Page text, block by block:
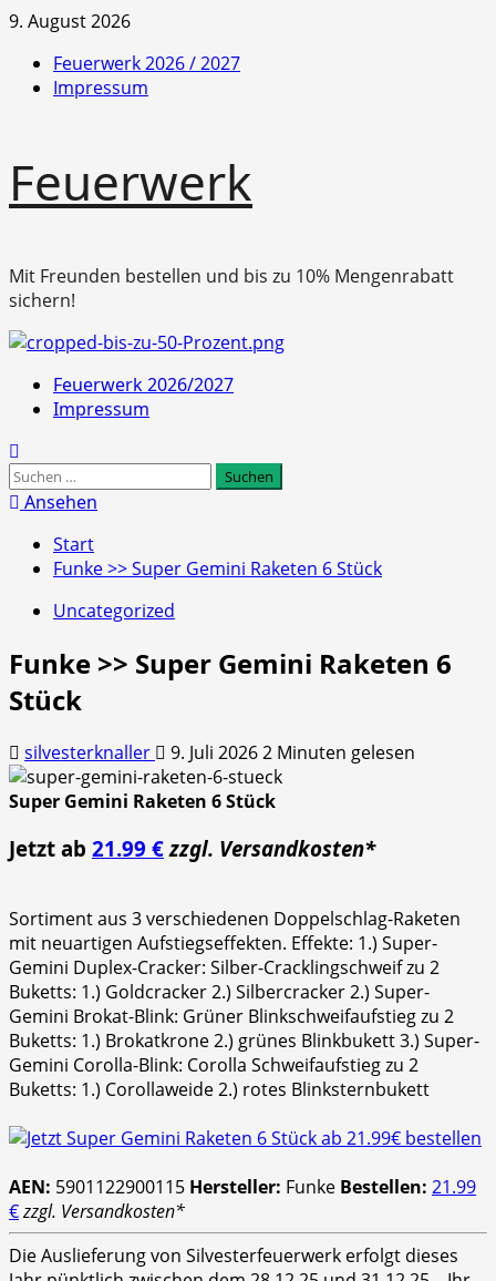
Zum
springen
9. August 2026
Feuerwerk 2026 / 2027
Impressum
Feuerwerk
Mit Freunden bestellen und bis zu 10% Mengenrabatt
sichern!
Primäres
Menü
Feuerwerk 2026/2027
Impressum
Suchen
nach:
Ansehen
Start
Funke >> Super Gemini Raketen 6 Stück
Uncategorized
Funke >> Super Gemini Raketen 6
Stück
silvesterknaller 9. Juli 20262 Minuten gelesen
Super Gemini Raketen 6 Stück
Jetzt ab 21.99 € zzgl. Versandkosten*
Sortiment aus 3 verschiedenen Doppelschlag-Raketen
mit neuartigen Aufstiegseffekten. Effekte: 1.) Super-
Gemini Duplex-Cracker: Silber-Cracklingschweif zu 2
Buketts: 1.) Goldcracker 2.) Silbercracker 2.) Super-
Gemini Brokat-Blink: Grüner Blinkschweifaufstieg zu 2
Buketts: 1.) Brokatkrone 2.) grünes Blinkbukett 3.) Super-
Gemini Corolla-Blink: Corolla Schweifaufstieg zu 2
Buketts: 1.) Corollaweide 2.) rotes Blinksternbukett
AEN: 5901122900115 Hersteller: Funke Bestellen: 21.99
€zzgl. Versandkosten*
Die Auslieferung von Silvesterfeuerwerk erfolgt dieses